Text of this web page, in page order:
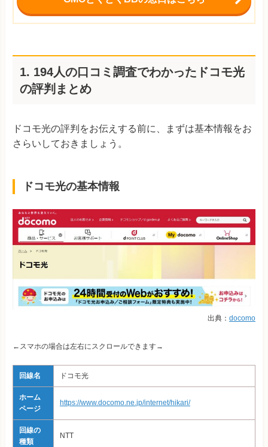
1. 194人の口コミ調査でわかったドコモ光
の評判まとめ
ドコモ光の評判をお伝えする前に、まずは基本情報をお
さらいしておきましょう。
ドコモ光の基本情報
出典： docomo
←スマホの場合は左右にスクロールできます→
回線名 ドコモ光
ホーム
ページ
https://www.docomo.ne.jp/internet/hikari/
回線の
種類
NTT